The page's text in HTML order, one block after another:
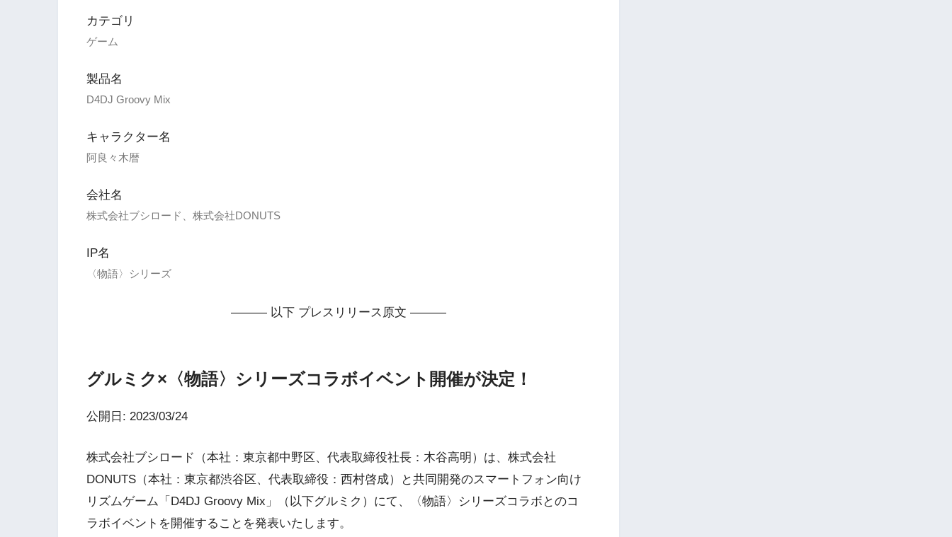
カテゴリ
ゲーム
製品名
D4DJ Groovy Mix
キャラクター名
阿良々木暦
会社名
株式会社ブシロード、株式会社DONUTS
IP名
〈物語〉シリーズ
——— 以下 プレスリリース原文 ———
グルミク×〈物語〉シリーズコラボイベント開催が決定！
公開日: 2023/03/24
株式会社ブシロード（本社：東京都中野区、代表取締役社長：木谷高明）は、株式会社
DONUTS（本社：東京都渋谷区、代表取締役：西村啓成）と共同開発のスマートフォン向け
リズムゲーム「D4DJ Groovy Mix」（以下グルミク）にて、〈物語〉シリーズコラボとのコ
ラボイベントを開催することを発表いたします。